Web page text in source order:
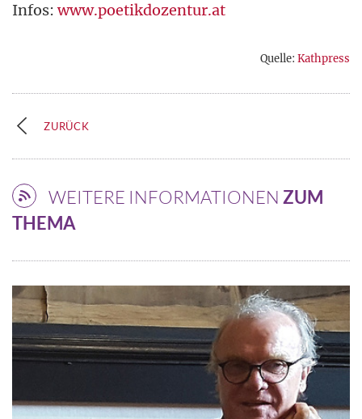
Infos:www.poetikdozentur.at
Quelle: Kathpress
ZURÜCK
WEITERE INFORMATIONEN ZUM
THEMA